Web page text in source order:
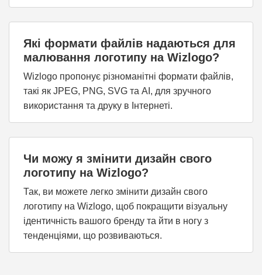
Які формати файлів надаються для
малювання логотипу на Wizlogo?
Wizlogo пропонує різноманітні формати файлів,
такі як JPEG, PNG, SVG та AI, для зручного
використання та друку в Інтернеті.
Чи можу я змінити дизайн свого
логотипу на Wizlogo?
Так, ви можете легко змінити дизайн свого
логотипу на Wizlogo, щоб покращити візуальну
ідентичність вашого бренду та йти в ногу з
тенденціями, що розвиваються.